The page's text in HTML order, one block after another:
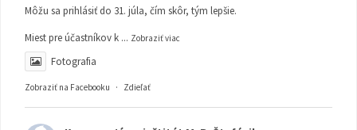
Môžu sa prihlásiť do 31. júla, čím skôr, tým lepšie.
Miest pre účastníkov k ... Zobraziť viac
Fotografia
Zobraziť na Facebooku · Zdieľať